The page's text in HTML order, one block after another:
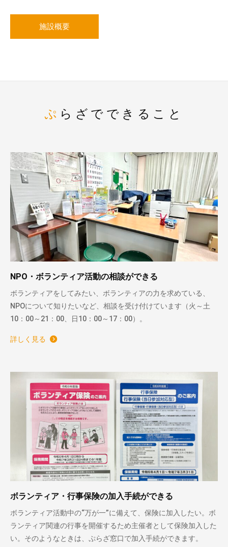
施設概要
ぷらざでできること
NPO・ボランティア活動の相談ができる
ボランティアをしてみたい、ボランティアの力を求めている、
NPOについて知りたいなど、相談を受け付けています（火～土
10：00～21：00、日10：00～17：00）。
詳しく見る
ボランティア・行事保険の加入手続ができる
ボランティア活動中の“万が一”に備えて、保険に加入したい。ボ
ランティア関連の行事を開催するため主催者として保険加入した
い。そのようなときは、ぷらざ窓口で加入手続ができます。